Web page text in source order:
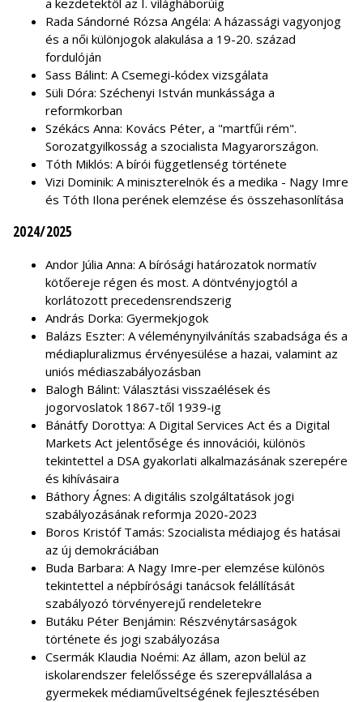
a kezdetektől az I. világháborúig
Rada Sándorné Rózsa Angéla: A házassági vagyonjog
és a női különjogok alakulása a 19-20. század
fordulóján
Sass Bálint: A Csemegi-kódex vizsgálata
Süli Dóra: Széchenyi István munkássága a
reformkorban
Székács Anna: Kovács Péter, a "martfűi rém".
Sorozatgyilkosság a szocialista Magyarországon.
Tóth Miklós: A bírói függetlenség története
Vizi Dominik: A miniszterelnök és a medika - Nagy Imre
és Tóth Ilona perének elemzése és összehasonlítása
2024/2025
Andor Júlia Anna: A bírósági határozatok normatív
kötőereje régen és most. A döntvényjogtól a
korlátozott precedensrendszerig
András Dorka: Gyermekjogok
Balázs Eszter: A véleménynyilvánítás szabadsága és a
médiapluralizmus érvényesülése a hazai, valamint az
uniós médiaszabályozásban
Balogh Bálint: Választási visszaélések és
jogorvoslatok 1867-től 1939-ig
Bánátfy Dorottya: A Digital Services Act és a Digital
Markets Act jelentősége és innovációi, különös
tekintettel a DSA gyakorlati alkalmazásának szerepére
és kihívásaira
Báthory Ágnes: A digitális szolgáltatások jogi
szabályozásának reformja 2020-2023
Boros Kristóf Tamás: Szocialista médiajog és hatásai
az új demokráciában
Buda Barbara: A Nagy Imre-per elemzése különös
tekintettel a népbírósági tanácsok felállítását
szabályozó törvényerejű rendeletekre
Butáku Péter Benjámin: Részvénytársaságok
története és jogi szabályozása
Csermák Klaudia Noémi: Az állam, azon belül az
iskolarendszer felelőssége és szerepvállalása a
gyermekek médiaműveltségének fejlesztésében